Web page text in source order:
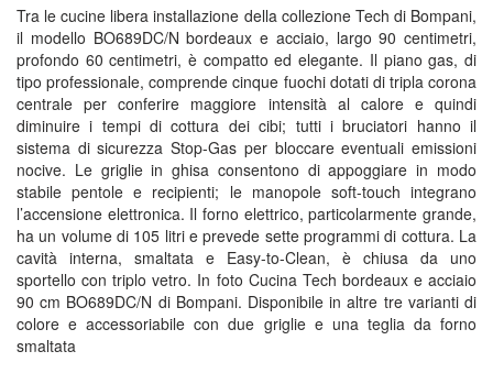
Tra le cucine libera installazione della collezione Tech di Bompani,
il modello BO689DC/N bordeaux e acciaio, largo 90 centimetri,
profondo 60 centimetri, è compatto ed elegante. Il piano gas, di
tipo professionale, comprende cinque fuochi dotati di tripla corona
centrale per conferire maggiore intensità al calore e quindi
diminuire i tempi di cottura dei cibi; tutti i bruciatori hanno il
sistema di sicurezza Stop-Gas per bloccare eventuali emissioni
nocive. Le griglie in ghisa consentono di appoggiare in modo
stabile pentole e recipienti; le manopole soft-touch integrano
l’accensione elettronica. Il forno elettrico, particolarmente grande,
ha un volume di 105 litri e prevede sette programmi di cottura. La
cavità interna, smaltata e Easy-to-Clean, è chiusa da uno
sportello con triplo vetro. In foto Cucina Tech bordeaux e acciaio
90 cm BO689DC/N di Bompani. Disponibile in altre tre varianti di
colore e accessoriabile con due griglie e una teglia da forno
smaltata